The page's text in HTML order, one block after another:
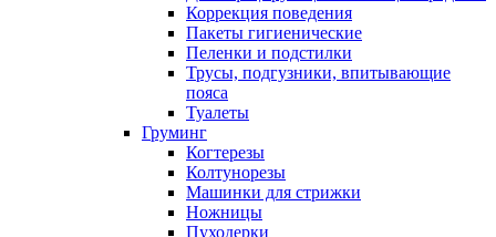
Коррекция поведения
Пакеты гигиенические
Пеленки и подстилки
Трусы, подгузники, впитывающие
пояса
Туалеты
Груминг
Когтерезы
Колтунорезы
Машинки для стрижки
Ножницы
Пуходерки